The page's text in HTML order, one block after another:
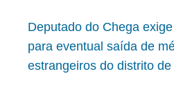
Deputado do Chega exige
para eventual saída de
estrangeiros do distrito